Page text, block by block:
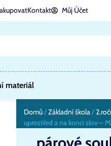
Kontakt Můj Účet
materiál
Domů/Základní škola/
uprostřed a na konci slov –